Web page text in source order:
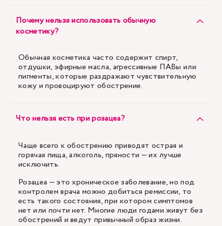
Почему нельзя использовать обычную
косметику?
Обычная косметика часто содержит спирт,
отдушки, эфирные масла, агрессивные ПАВы или
пигменты, которые раздражают чувствительную
кожу и провоцируют обострение.
Что нельзя есть при розацеа?
Чаще всего к обострению приводят острая и
горячая пища, алкоголь, пряности — их лучше
исключить.
Розацеа — это хроническое заболевание, но под
контролем врача можно добиться ремиссии, то
есть такого состояния, при котором симптомов
нет или почти нет. Многие люди годами живут без
обострений и ведут привычный образ жизни.